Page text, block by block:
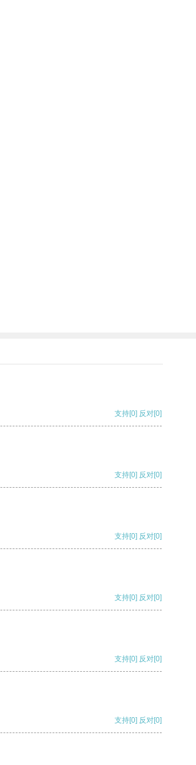
支持[0] 反对[0]
支持[0] 反对[0]
支持[0] 反对[0]
支持[0] 反对[0]
支持[0] 反对[0]
支持[0] 反对[0]